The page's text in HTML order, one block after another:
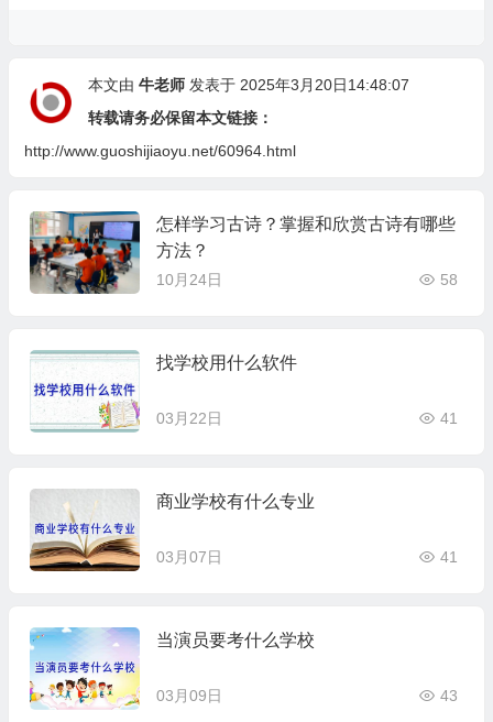
本文由 牛老师发表于 2025年3月20日14:48:07
转载请务必保留本文链接：
http://www.guoshijiaoyu.net/60964.html
怎样学习古诗？掌握和欣赏古诗有哪些
方法？
10月24日 58
找学校用什么软件
03月22日 41
商业学校有什么专业
03月07日 41
当演员要考什么学校
03月09日 43